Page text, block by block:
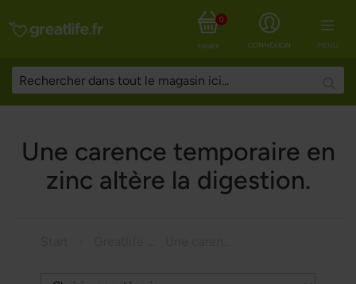
MENU
CONNEXION
PANIER
0
Une carence temporaire en
zinc altère la digestion.